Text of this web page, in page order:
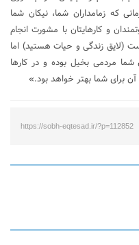
که زمامداران شما، نیکان شما
و کارهایتان با مشورت انجام
(لایق زندگی و حیات هستید) اما
شما مردمی بخیل بوده و در کارها
برای شما بهتر خواهد بود.»
https://sobh-eqtesad.ir/?p=112852